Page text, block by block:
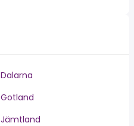
Dalarna
Gotland
Jämtland